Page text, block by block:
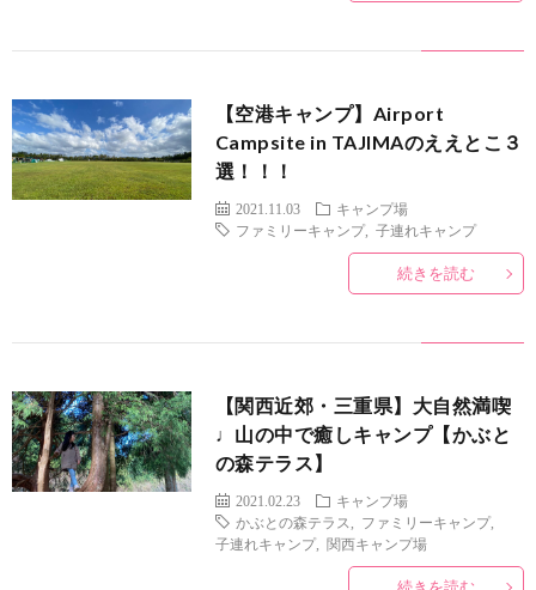
【空港キャンプ】Airport
Campsite in TAJIMAのええとこ３
選！！！
2021.11.03
キャンプ場
ファミリーキャンプ, 子連れキャンプ
続きを読む
【関西近郊・三重県】大自然満喫
♩山の中で癒しキャンプ【かぶと
の森テラス】
2021.02.23
キャンプ場
かぶとの森テラス
ファミリーキャンプ,
子連れキャンプ, 関西キャンプ場